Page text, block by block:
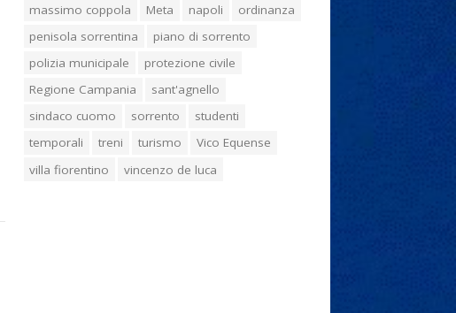
massimo coppola
Meta napoli
ordinanza
penisola sorrentina
piano di sorrento
polizia municipale
protezione civile
Regione Campania
sant'agnello
sindaco cuomo
sorrento
studenti
temporali
treni turismo
Vico Equense
villa fiorentino
vincenzo de luca